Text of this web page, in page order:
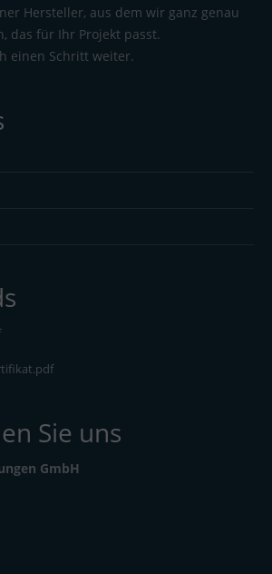
Hersteller, aus dem wir ganz genau
das für Ihr Projekt passt.
einen Schritt weiter.
Sie uns
GmbH